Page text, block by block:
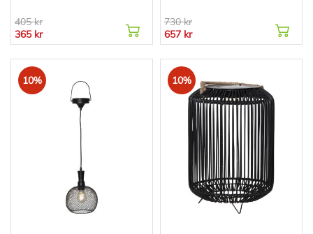
405 kr
365 kr
730 kr
657 kr
10% 10%